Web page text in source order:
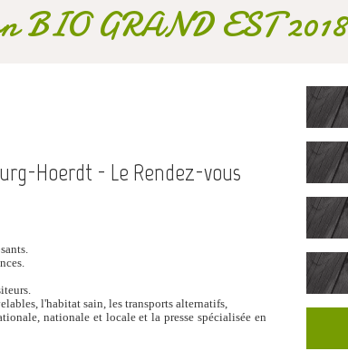
BIO GRAND EST 2018
Hoerdt - Le Rendez-vous
l'habitat sain, les transports alternatifs,
nationale et locale et la presse spécialisée en